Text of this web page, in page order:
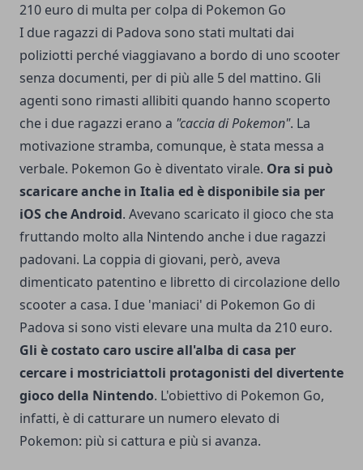
210 euro di multa per colpa di Pokemon Go
I due ragazzi di Padova sono stati multati dai
poliziotti perché viaggiavano a bordo di uno scooter
senza documenti, per di più alle 5 del mattino. Gli
agenti sono rimasti allibiti quando hanno scoperto
che i due ragazzi erano a "caccia di Pokemon". La
motivazione stramba, comunque, è stata messa a
verbale. Pokemon Go è diventato virale. Ora si può
scaricare anche in Italia ed è disponibile sia per
iOS che Android. Avevano scaricato il gioco che sta
fruttando molto alla Nintendo anche i due ragazzi
padovani. La coppia di giovani, però, aveva
dimenticato patentino e libretto di circolazione dello
scooter a casa. I due 'maniaci' di Pokemon Go di
Padova si sono visti elevare una multa da 210 euro.
Gli è costato caro uscire all'alba di casa per
cercare i mostriciattoli protagonisti del divertente
gioco della Nintendo. L'obiettivo di Pokemon Go,
infatti, è di catturare un numero elevato di
Pokemon: più si cattura e più si avanza.